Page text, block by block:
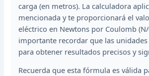
carga (en metros). La calculadora
mencionada y te proporcionará el
eléctrico en Newtons por Coulomb (N/
importante recordar que las unidades
para obtener resultados precisos y
Recuerda que esta fórmula es válida